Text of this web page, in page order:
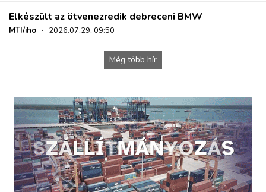
Elkészült az ötvenezredik debreceni BMW
MTI/iho · 2026.07.29. 09:50
Még több hír